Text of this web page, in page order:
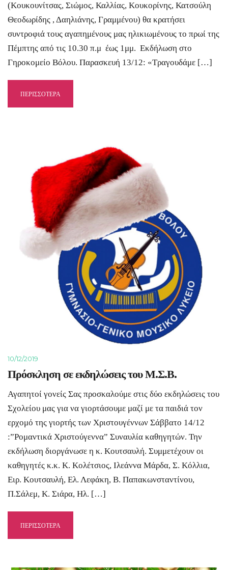
(Κουκουνίτσας, Σιώμος, Καλλίας, Κουκορίνης, Κατσούλη
Θεοδωρίδης , Δαηλιάνης, Γραμμένου) θα κρατήσει
συντροφιά τους αγαπημένους μας ηλικιωμένους το πρωί της
Πέμπτης από τις 10.30 π.μ έως 1μμ. Εκδήλωση στο
Γηροκομείο Βόλου. Παρασκευή 13/12: «Τραγουδάμε […]
ΠΕΡΙΣΣΟΤΕΡΑ
10/12/2019
Πρόσκληση σε εκδηλώσεις του Μ.Σ.Β.
Αγαπητοί γονείς Σας προσκαλούμε στις δύο εκδηλώσεις του
Σχολείου μας για να γιορτάσουμε μαζί με τα παιδιά τον
ερχομό της γιορτής των Χριστουγέννων Σάββατο 14/12
:”Ρομαντικά Χριστούγεννα” Συναυλία καθηγητών. Την
εκδήλωση διοργάνωσε η κ. Κουτσαυλή. Συμμετέχουν οι
καθηγητές κ.κ. Κ. Κολέτσιος, Ιλεάννα Μάρδα, Σ. Κόλλια,
Ειρ. Κουτσαυλή, Ελ. Λεφάκη, Β. Παπακωνσταντίνου,
Π.Σάλεμ, Κ. Σιάρα, Ηλ. […]
ΠΕΡΙΣΣΟΤΕΡΑ